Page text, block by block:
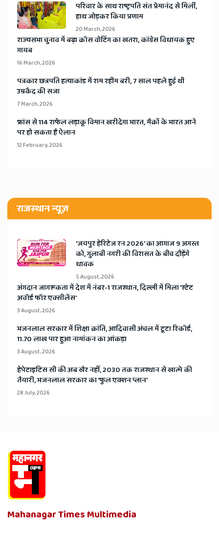
​परिवार के साथ राष्ट्रपति संत प्रेमानंद से मिलीं,
हाथ जोड़कर किया प्रणाम
20 March, 2026
​राज्यसभा चुनाव में बढ़ा क्रॉस वोटिंग का खतरा, कांग्रेस विधायक हुए
गायब
16 March, 2026
​पत्रकार छत्रपति हत्याकांड में राम रहीम बरी, 7 साल पहले हुई थी
उम्रकैद की सजा
7 March, 2026
​फ्रांस से 114 राफेल लड़ाकू विमान खरीदेगा भारत, मैक्रों के भारत आने
पर हो सकता है ऐलान
12 February, 2026
राजस्थान न्यूज़
​'जयपुर हेरिटेज रन 2026' का आगाज 9 अगस्त
को, गुलाबी नगरी की विरासत के बीच दौड़ेंगे
धावक
5 August, 2026
अंगदान जागरूकता में देश में नंबर-1 राजस्थान, दिल्ली में मिला 'स्टेट
अवॉर्ड फॉर एक्सीलेंस'
3 August, 2026
भजनलाल सरकार में शिक्षा क्रांति, आदिवासी अंचल में टूटा रिकॉर्ड,
11.70 लाख पार हुआ नामांकन का आंकड़ा
3 August, 2026
हेपेटाइटिस सी की अब खैर नहीं, 2030 तक राजस्थान से खात्मे की
तैयारी, भजनलाल सरकार का 'फुल एक्शन प्लान'
28 July, 2026
Mahanagar Times Multimedia